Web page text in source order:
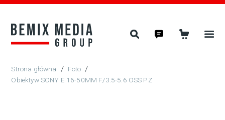
/ Foto /
Obiektyw SONY E 16-50MM F/3.5-5.6 OSS PZ